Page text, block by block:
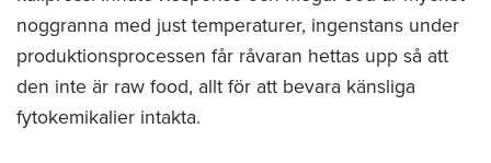
noggranna med just temperaturer, ingenstans under
produktionsprocessen får råvaran hettas upp så att
den inte är raw food, allt för att bevara känsliga
fytokemikalier intakta.